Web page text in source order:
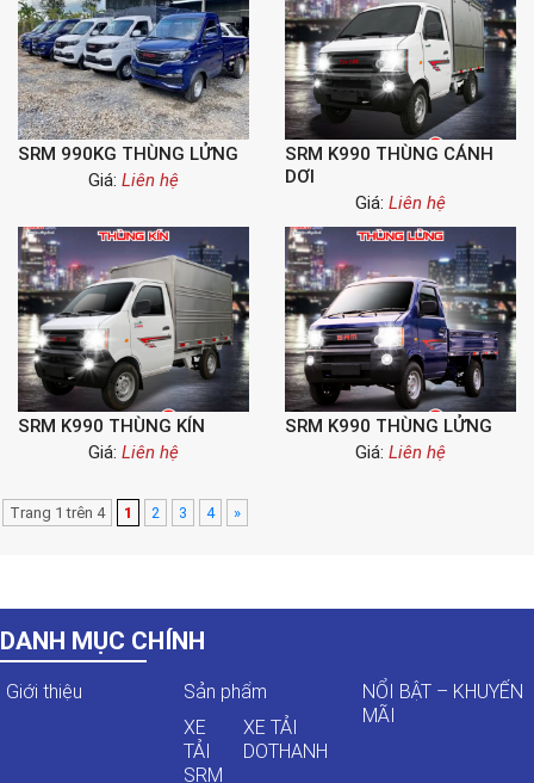
SRM 990KG THÙNG LỬNG
Giá: Liên hệ
SRM K990 THÙNG CÁNH
DƠI
Giá: Liên hệ
SRM K990 THÙNG KÍN
Giá: Liên hệ
SRM K990 THÙNG LỬNG
Giá: Liên hệ
Trang 1 trên 4 1 2 3 4 »
DANH MỤC CHÍNH
Giới thiệu
Sản phẩm
XE
TẢI
SRM
XE TẢI
DOTHANH
NỔI BẬT – KHUYẾN
MÃI